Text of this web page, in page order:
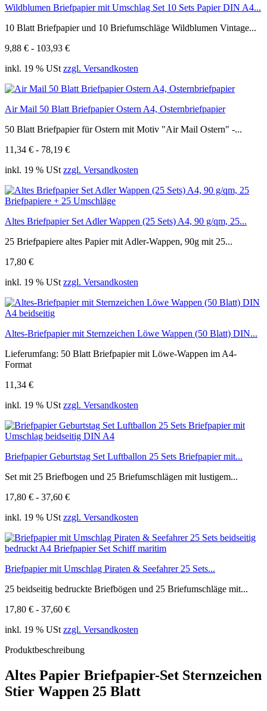
Wildblumen Briefpapier mit Umschlag Set 10 Sets Papier DIN A4...
10 Blatt Briefpapier und 10 Briefumschläge Wildblumen Vintage...
9,88 € - 103,93 €
inkl. 19 % USt zzgl. Versandkosten
Air Mail 50 Blatt Briefpapier Ostern A4, Osternbriefpapier
50 Blatt Briefpapier für Ostern mit Motiv "Air Mail Ostern" -...
11,34 € - 78,19 €
inkl. 19 % USt zzgl. Versandkosten
Altes Briefpapier Set Adler Wappen (25 Sets) A4, 90 g/qm, 25...
25 Briefpapiere altes Papier mit Adler-Wappen, 90g mit 25...
17,80 €
inkl. 19 % USt zzgl. Versandkosten
Altes-Briefpapier mit Sternzeichen Löwe Wappen (50 Blatt) DIN...
Lieferumfang: 50 Blatt Briefpapier mit Löwe-Wappen im A4-
Format
11,34 €
inkl. 19 % USt zzgl. Versandkosten
Briefpapier Geburtstag Set Luftballon 25 Sets Briefpapier mit...
Set mit 25 Briefbogen und 25 Briefumschlägen mit lustigem...
17,80 € - 37,60 €
inkl. 19 % USt zzgl. Versandkosten
Briefpapier mit Umschlag Piraten & Seefahrer 25 Sets...
25 beidseitig bedruckte Briefbögen und 25 Briefumschläge mit...
17,80 € - 37,60 €
inkl. 19 % USt zzgl. Versandkosten
Produktbeschreibung
Altes Papier Briefpapier-Set Sternzeichen
Stier Wappen 25 Blatt